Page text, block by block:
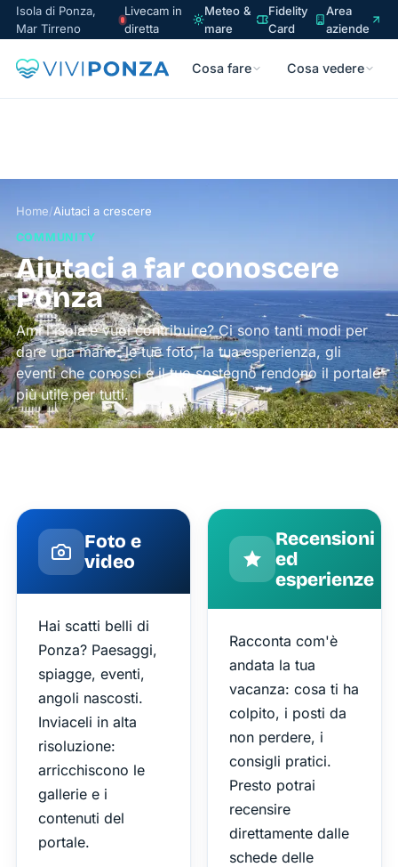
Isola di Ponza,
Mar Tirreno
Livecam in
diretta
Meteo &
mare
Fidelity
Card
Area
aziende
Cosa fare Cosa vedere
Home/Aiutaci a crescere
COMMUNITY
Aiutaci a far conoscere
Ponza
Ami l'isola e vuoi contribuire? Ci sono tanti modi per
dare una mano: le tue foto, la tua esperienza, gli
eventi che conosci e il tuo sostegno rendono il portale
più utile per tutti.
Foto e
video
Hai scatti belli di
Ponza? Paesaggi,
spiagge, eventi,
angoli nascosti.
Inviaceli in alta
risoluzione:
arricchiscono le
gallerie e i
contenuti del
portale.
Recensioni
ed
esperienze
Racconta com'è
andata la tua
vacanza: cosa ti ha
colpito, i posti da
non perdere, i
consigli pratici.
Presto potrai
recensire
direttamente dalle
schede delle